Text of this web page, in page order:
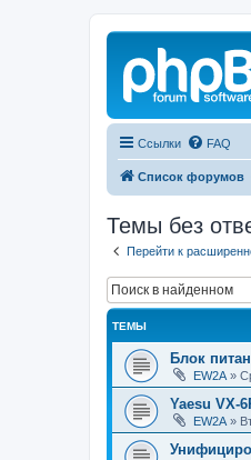
Ссылки FAQ
Список форумов
Темы без
Перейти к
ТЕМЫ
Блок
EW2A »
Yaesu VX-
EW2A »